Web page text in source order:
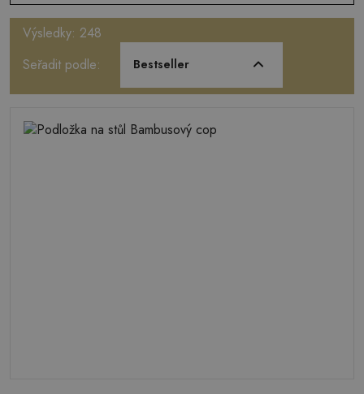
Výsledky: 248
Seřadit podle:
Bestseller